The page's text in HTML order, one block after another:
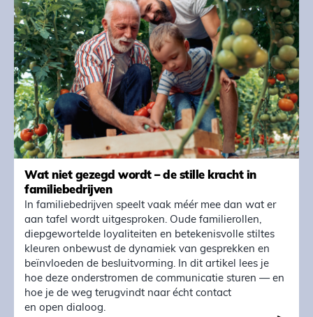
Wat niet gezegd wordt – de stille kracht in
familiebedrijven
In familiebedrijven speelt vaak méér mee dan wat er
aan tafel wordt uitgesproken. Oude familierollen,
diepgewortelde loyaliteiten en betekenisvolle stiltes
kleuren onbewust de dynamiek van gesprekken en
beïnvloeden de besluitvorming. In dit artikel lees je
hoe deze onderstromen de communicatie sturen — en
hoe je de weg terugvindt naar écht contact
en open dialoog.